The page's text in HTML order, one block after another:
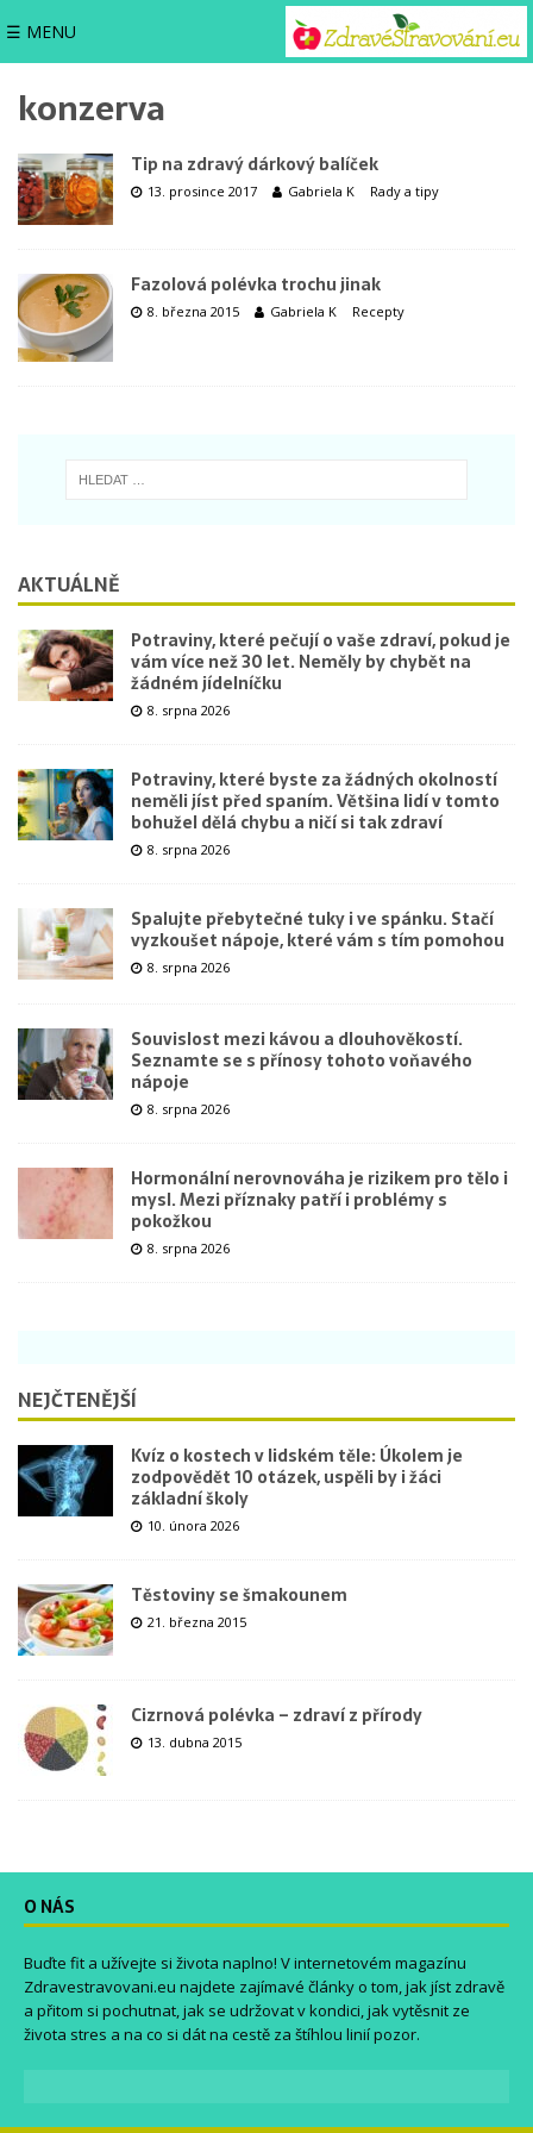
☰ MENU
konzerva
Tip na zdravý dárkový balíček
13. prosince 2017 Gabriela K Rady a tipy
Fazolová polévka trochu jinak
8. března 2015 Gabriela K Recepty
AKTUÁLNĚ
Potraviny, které pečují o vaše zdraví, pokud je
vám více než 30 let. Neměly by chybět na
žádném jídelníčku
8. srpna 2026
Potraviny, které byste za žádných okolností
neměli jíst před spaním. Většina lidí v tomto
bohužel dělá chybu a ničí si tak zdraví
8. srpna 2026
Spalujte přebytečné tuky i ve spánku. Stačí
vyzkoušet nápoje, které vám s tím pomohou
8. srpna 2026
Souvislost mezi kávou a dlouhověkostí.
Seznamte se s přínosy tohoto voňavého
nápoje
8. srpna 2026
Hormonální nerovnováha je rizikem pro tělo i
mysl. Mezi příznaky patří i problémy s
pokožkou
8. srpna 2026
NEJČTENĚJŠÍ
Kvíz o kostech v lidském těle: Úkolem je
zodpovědět 10 otázek, uspěli by i žáci
základní školy
10. února 2026
Těstoviny se šmakounem
21. března 2015
Cizrnová polévka – zdraví z přírody
13. dubna 2015
O NÁS
Buďte fit a užívejte si života naplno! V internetovém magazínu
Zdravestravovani.eu najdete zajímavé články o tom, jak jíst zdravě
a přitom si pochutnat, jak se udržovat v kondici, jak vytěsnit ze
života stres a na co si dát na cestě za štíhlou linií pozor.